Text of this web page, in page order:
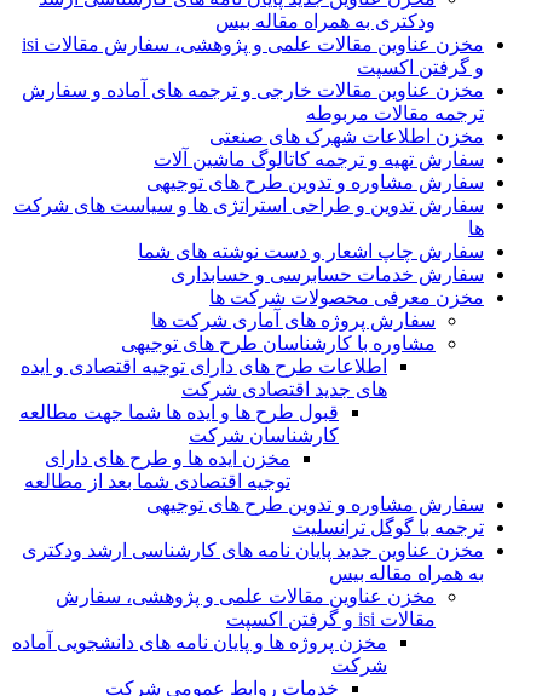
ودکتری به همراه مقاله بیس
مخزن عناوین مقالات علمی و پژوهشی، سفارش مقالات isi
و گرفتن اکسپت
مخزن عناوین مقالات خارجی و ترجمه های آماده و سفارش
ترجمه مقالات مربوطه
مخزن اطلاعات شهرک های صنعتی
سفارش تهیه و ترجمه کاتالوگ ماشین آلات
سفارش مشاوره و تدوین طرح های توجیهی
سفارش تدوین و طراحی استراتژی ها و سیاست های شرکت
ها
سفارش چاپ اشعار و دست نوشته های شما
سفارش خدمات حسابرسی و حسابداری
مخزن معرفی محصولات شرکت ها
سفارش پروژه های آماری شرکت ها
مشاوره با کارشناسان طرح های توجیهی
اطلاعات طرح های دارای توجیه اقتصادی و ایده
های جدید اقتصادی شرکت
قبول طرح ها و ایده ها شما جهت مطالعه
کارشناسان شرکت
مخزن ایده ها و طرح های دارای
توجیه اقتصادی شما بعد از مطالعه
سفارش مشاوره و تدوین طرح های توجیهی
ترجمه با گوگل ترانسلیت
مخزن عناوین جدید پایان نامه های کارشناسی ارشد ودکتری
به همراه مقاله بیس
مخزن عناوین مقالات علمی و پژوهشی، سفارش
مقالات isi و گرفتن اکسپت
مخزن پروژه ها و پایان نامه های دانشجویی آماده
شرکت
خدمات روابط عمومی شرکت